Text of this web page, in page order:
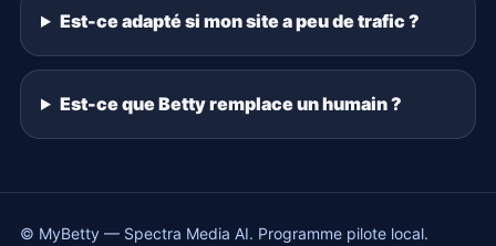
Est-ce adapté si mon site a peu de trafic ?
Est-ce que Betty remplace un humain ?
© MyBetty — Spectra Media AI. Programme pilote local.